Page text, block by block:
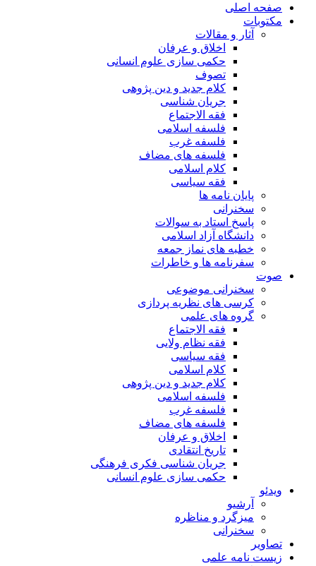
صفحه اصلی
مکتوبات
آثار و مقالات
اخلاق و عرفان
حکمی سازی علوم انسانی
تصوف
کلام جدید و دین پژوهی
جریان شناسی
فقه الاجتماع
فلسفه اسلامی
فلسفه غرب
فلسفه های مضاف
کلام اسلامی
فقه سیاسی
پایان نامه ها
سخنرانی
پاسخ استاد به سوالات
دانشگاه آزاد اسلامی
خطبه های نماز جمعه
سفرنامه ها و خاطرات
صوت
سخنرانی موضوعی
کرسی های نظریه پردازی
گروه های علمی
فقه الاجتماع
فقه نظام ولایی
فقه سیاسی
کلام اسلامی
کلام جدید و دین پژوهی
فلسفه اسلامی
فلسفه غرب
فلسفه های مضاف
اخلاق و عرفان
تاریخ انتقادی
جریان شناسی فکری فرهنگی
حکمی سازی علوم انسانی
ویدئو
آرشیو
میزگرد و مناظره
سخنرانی
تصاویر
زیست نامه علمی